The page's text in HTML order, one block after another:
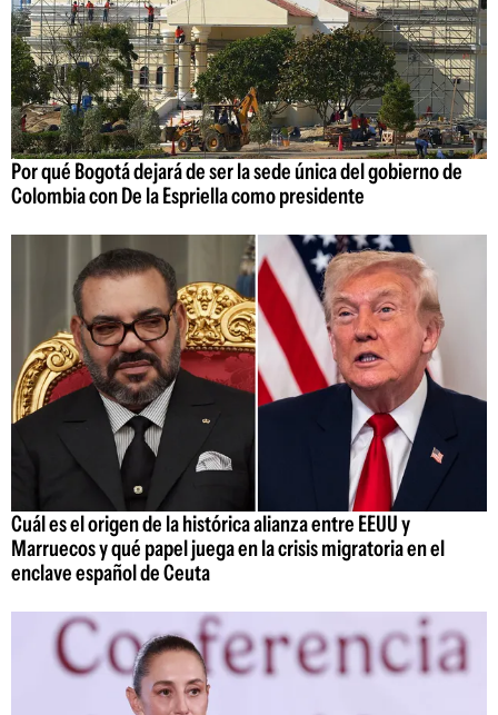
Por qué Bogotá dejará de ser la sede única del gobierno de
Colombia con De la Espriella como presidente
Cuál es el origen de la histórica alianza entre EEUU y
Marruecos y qué papel juega en la crisis migratoria en el
enclave español de Ceuta